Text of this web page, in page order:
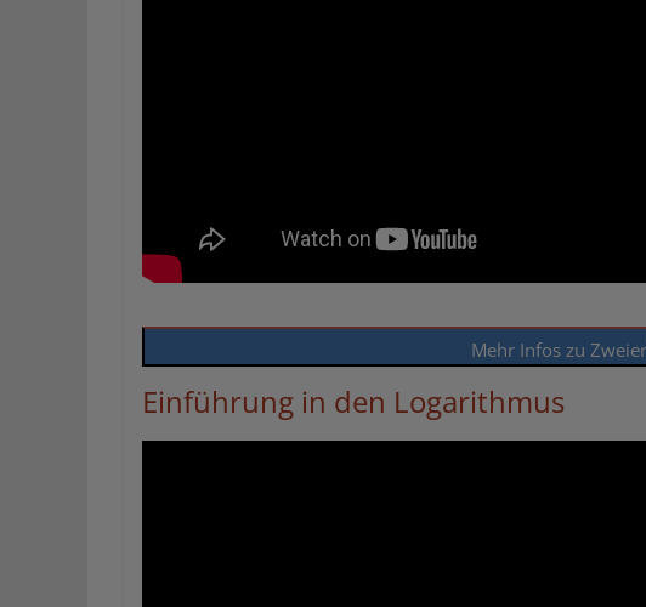
Mehr Infos zu
Einführung in den Logarithmus